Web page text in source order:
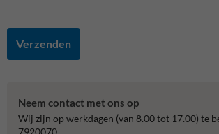
Verzenden
Neem contact met ons op
Wij zijn op werkdagen (van 8.00 tot 17.00) te